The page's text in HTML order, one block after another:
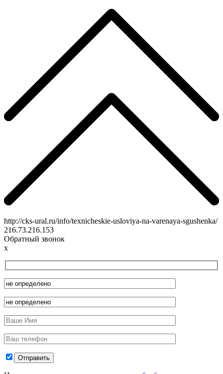
http://cks-ural.ru/info/texnicheskie-usloviya-na-varenaya-sgushenka/
216.73.216.153
Обратный звонок
x